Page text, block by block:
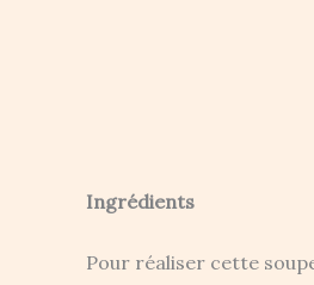
Ingrédients
Pour réaliser cette